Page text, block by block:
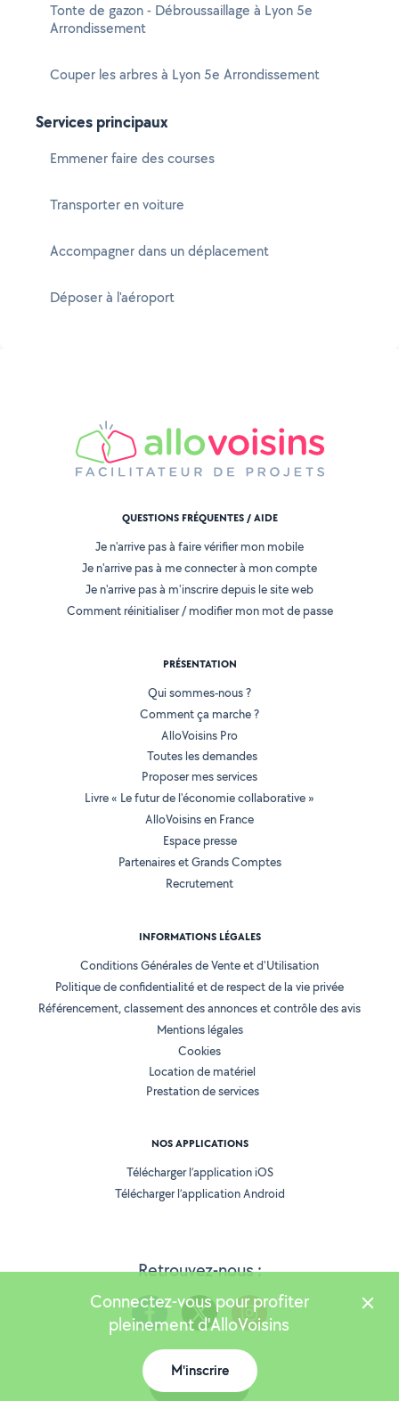
Tonte de gazon - Débroussaillage à Lyon 5e
Arrondissement
Couper les arbres à Lyon 5e Arrondissement
Services principaux
Emmener faire des courses
Transporter en voiture
Accompagner dans un déplacement
Déposer à l'aéroport
Retrouvez-nous :
QUESTIONS FRÉQUENTES / AIDE
Je n'arrive pas à faire vérifier mon mobile
Je n'arrive pas à me connecter à mon compte
Je n'arrive pas à m'inscrire depuis le site web
Comment réinitialiser / modifier mon mot de passe
PRÉSENTATION
Qui sommes-nous ?
Comment ça marche ?
AlloVoisins Pro
Toutes les demandes
Proposer mes services
Livre « Le futur de l'économie collaborative »
AlloVoisins en France
Espace presse
Partenaires et Grands Comptes
Recrutement
INFORMATIONS LÉGALES
Conditions Générales de Vente et d'Utilisation
Politique de confidentialité et de respect de la vie privée
Référencement, classement des annonces et contrôle des avis
Mentions légales
Cookies
Location de matériel
Prestation de services
NOS APPLICATIONS
Télécharger l’application iOS
Télécharger l’application Android
Version 25.5.3
Connectez-vous pour profiter
pleinement d'AlloVoisins
M'inscrire